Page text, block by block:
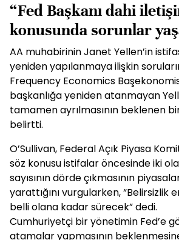
“Fed Başkanı dahi
konusunda sorunlar
AA muhabirinin Janet Yellen’in
yeniden yapılanmaya ilişkin
Frequency Economics
başkanlığa yeniden atanmayan
tamamen ayrılmasının beklenen
belirtti.
O’Sullivan, Federal Açık Piyasa
söz konusu istifalar öncesinde iki
sayısının dörde çıkmasının
yarattığını vurgularken, “Belirsizlik
belli olana kadar sürecek” dedi.
Cumhuriyetçi bir yönetimin Fed’e
atamalar yapmasının